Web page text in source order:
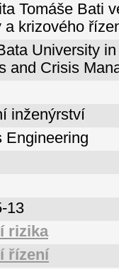
Tomáše Bati
a krizového
University
and Crisis
inženýrství
Engineering
13
rizika
řízení